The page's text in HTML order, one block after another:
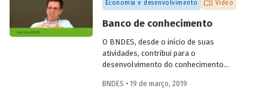
e ajudam os empreendedores a tirar os
Economia e desenvolvimento Vídeo
Banco de conhecimento
O BNDES, desde o início de suas
atividades, contribui para o
desenvolvimento do conhecimento
reflexões internas e disponibilizando-as
BNDES • 19 de março, 2019